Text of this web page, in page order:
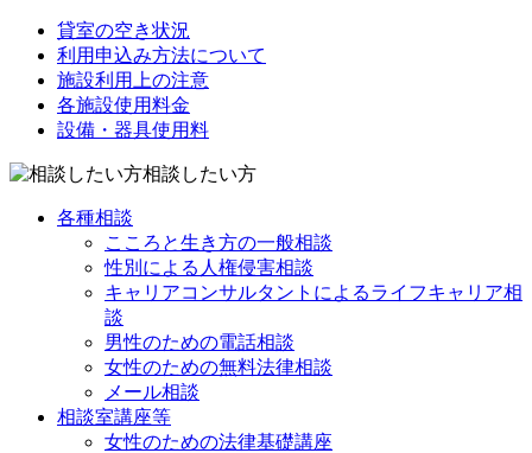
貸室の空き状況
利用申込み方法について
施設利用上の注意
各施設使用料金
設備・器具使用料
相談したい方
各種相談
こころと生き方の一般相談
性別による人権侵害相談
キャリアコンサルタントによるライフキャリア相
談
男性のための電話相談
女性のための無料法律相談
メール相談
相談室講座等
女性のための法律基礎講座